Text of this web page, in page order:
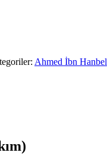
Ahmed İbn Hanbel